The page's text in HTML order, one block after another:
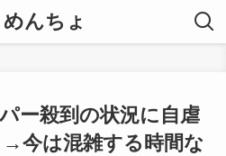
んちょ
ー殺到の状況に自虐
今は混雑する時間な